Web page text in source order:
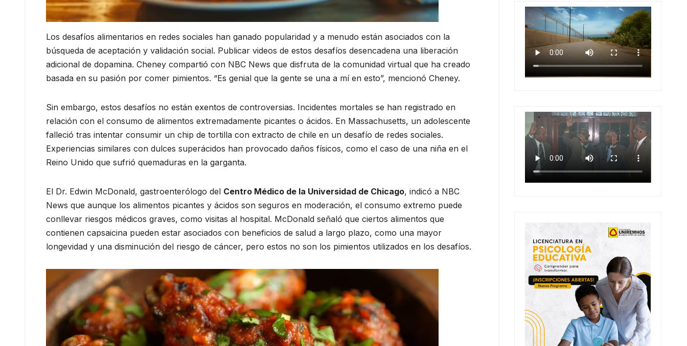
Los desafíos alimentarios en redes sociales han ganado popularidad y a menudo están asociados con la
búsqueda de aceptación y validación social. Publicar videos de estos desafíos desencadena una liberación
adicional de dopamina. Cheney compartió con NBC News que disfruta de la comunidad virtual que ha creado
basada en su pasión por comer pimientos. “Es genial que la gente se una a mí en esto”, mencionó Cheney.
Sin embargo, estos desafíos no están exentos de controversias. Incidentes mortales se han registrado en
relación con el consumo de alimentos extremadamente picantes o ácidos. En Massachusetts, un adolescente
falleció tras intentar consumir un chip de tortilla con extracto de chile en un desafío de redes sociales.
Experiencias similares con dulces superácidos han provocado daños físicos, como el caso de una niña en el
Reino Unido que sufrió quemaduras en la garganta.
El Dr. Edwin McDonald, gastroenterólogo del Centro Médico de la Universidad de Chicago, indicó a NBC
News que aunque los alimentos picantes y ácidos son seguros en moderación, el consumo extremo puede
conllevar riesgos médicos graves, como visitas al hospital. McDonald señaló que ciertos alimentos que
contienen capsaicina pueden estar asociados con beneficios de salud a largo plazo, como una mayor
longevidad y una disminución del riesgo de cáncer, pero estos no son los pimientos utilizados en los desafíos.